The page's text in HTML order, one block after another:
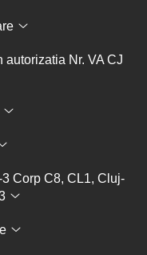
autorizatia Nr. VA CJ
Corp C8, CL1, Cluj-